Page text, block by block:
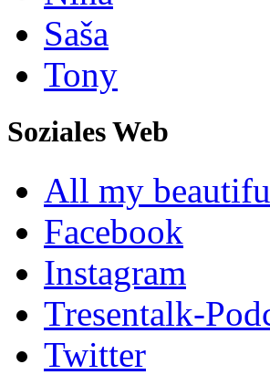
Saša
Tony
Soziales Web
All my
Facebook
Instagram
Tresentalk-
Twitter